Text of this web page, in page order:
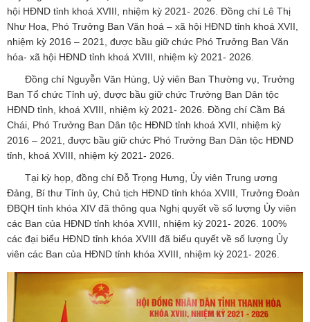
hội HĐND tỉnh khoá XVIII, nhiệm kỳ 2021- 2026. Đồng chí Lê Thị
Như Hoa, Phó Trưởng Ban Văn hoá – xã hội HĐND tỉnh khoá XVII,
nhiệm kỳ 2016 – 2021, được bầu giữ chức Phó Trưởng Ban Văn
hóa- xã hội HĐND tỉnh khoá XVIII, nhiệm kỳ 2021- 2026.
Đồng chí Nguyễn Văn Hùng, Uỷ viên Ban Thường vụ, Trưởng
Ban Tổ chức Tỉnh uỷ, được bầu giữ chức Trưởng Ban Dân tộc
HĐND tỉnh, khoá XVIII, nhiệm kỳ 2021- 2026. Đồng chí Cầm Bá
Chái, Phó Trưởng Ban Dân tộc HĐND tỉnh khoá XVII, nhiệm kỳ
2016 – 2021, được bầu giữ chức Phó Trưởng Ban Dân tộc HĐND
tỉnh, khoá XVIII, nhiệm kỳ 2021- 2026.
Tại kỳ họp, đồng chí Đỗ Trọng Hưng, Ủy viên Trung ương
Đảng, Bí thư Tỉnh ủy, Chủ tịch HĐND tỉnh khóa XVIII, Trưởng Đoàn
ĐBQH tỉnh khóa XIV đã thông qua Nghị quyết về số lượng Ủy viên
các Ban của HĐND tỉnh khóa XVIII, nhiệm kỳ 2021- 2026. 100%
các đại biểu HĐND tỉnh khóa XVIII đã biểu quyết về số lượng Ủy
viên các Ban của HĐND tỉnh khóa XVIII, nhiệm kỳ 2021- 2026.